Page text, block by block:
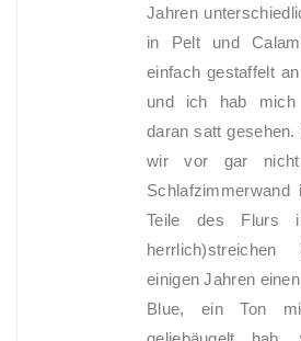
Jahren
in Pelt und
einfach gestaffelt
und ich hab
daran satt gesehen.
wir vor gar
Teile des Flurs
einigen Jahren
Blue, ein Ton